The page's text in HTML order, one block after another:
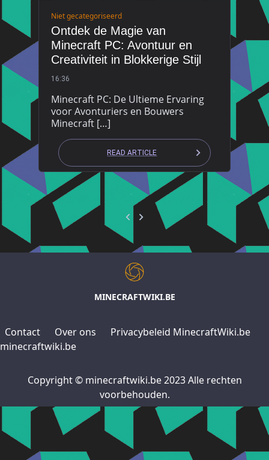
Niet gecategoriseerd
Ontdek de Magie van
Minecraft PC: Avontuur en
Creativiteit in Blokkerige Stijl
16:36
Minecraft PC: De Ultieme Ervaring
voor Avonturiers en Bouwers
Minecraft […]
READ ARTICLE
MINECRAFTWIKI.BE
Contact Over ons
Privacybeleid MinecraftWiki.be
minecraftwiki.be
Copyright © minecraftwiki.be 2023 Alle rechten
voorbehouden.